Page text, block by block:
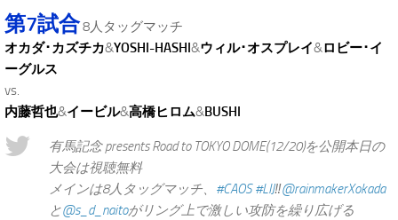
第7試合8人タッグマッチ
オカダ･カズチカ&YOSHI-HASHI&ウィル･オスプレイ&ロビー･イ
ーグルス
vs.
内藤哲也&イービル&高橋ヒロム&BUSHI
有馬記念 presents Road to TOKYO DOME(12/20)を公開本日の
大会は視聴無料
メインは8人タッグマッチ、 #CAOS #LIJ‼️@rainmakerXokada
と@s_d_naitoがリング上で激しい攻防を繰り広げる